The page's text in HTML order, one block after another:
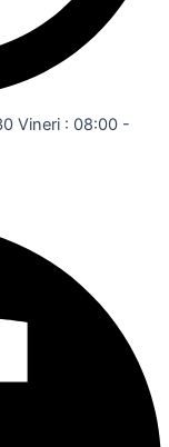
Vineri : 08:00 -